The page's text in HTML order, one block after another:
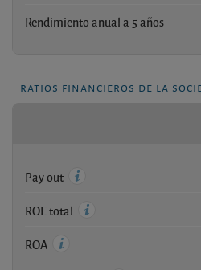
Rendimiento anual a 5 años
ratios financieros de la
Pay out
ROE total
ROA